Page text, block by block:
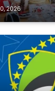
2026